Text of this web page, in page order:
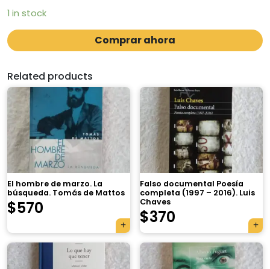
1 in stock
Comprar ahora
Related products
El hombre de marzo. La
búsqueda. Tomás de Mattos
$570
Falso documental Poesía
completa (1997 – 2016). Luis
Chaves
$370